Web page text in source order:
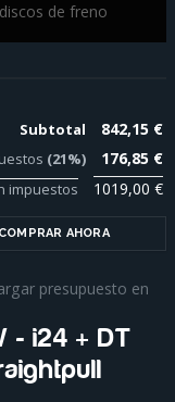
de freno
Subtotal 842,15 €
(21%) 176,85 €
impuestos 1019,00 €
COMPRAR AHORA
presupuesto en
- i24 + DT